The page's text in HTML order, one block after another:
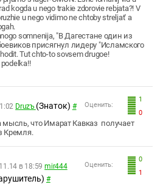
kogda u nego trakie zdorovie rebjata?! V
u nego vidimo ne chtoby streljat' a
somnenija, "В Дагестане один из
присягнул лидеру "Исламского
Tut chto-to sovsem drugoe!
1
0
Оценить:
Druzъ (Знаток) #
мысль, что Имарат Кавказ получает
Кремля.
0
1
Оценить:
в 18:59 mir444
#